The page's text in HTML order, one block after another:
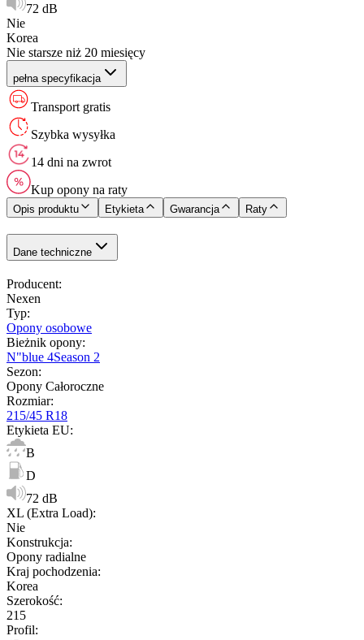
72 dB
Nie
Korea
Nie starsze niż 20 miesięcy
pełna specyfikacja
Transport gratis
Szybka wysyłka
14 dni na zwrot
Kup opony na raty
Opis produktu Etykieta Gwarancja Raty
Dane techniczne
Producent:
Nexen
Typ:
Opony osobowe
Bieżnik opony:
N"blue 4Season 2
Sezon:
Opony Całoroczne
Rozmiar:
215/45 R18
Etykieta EU:
B
D
72 dB
XL (Extra Load):
Nie
Konstrukcja:
Opony radialne
Kraj pochodzenia:
Korea
Szerokość:
215
Profil: